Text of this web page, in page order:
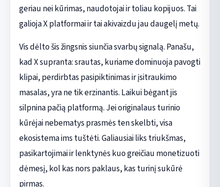
geriau nei kūrimas, naudotojai ir toliau kopijuos. Tai
galioja X platformai ir tai akivaizdu jau daugelį metų.
Vis dėlto šis žingsnis siunčia svarbų signalą. Panašu,
kad X supranta: srautas, kuriame dominuoja pavogti
klipai, perdirbtas pasipiktinimas ir įsitraukimo
masalas, yra ne tik erzinantis. Laikui bėgant jis
silpnina pačią platformą. Jei originalaus turinio
kūrėjai nebematys prasmės ten skelbti, visa
ekosistema ims tuštėti. Galiausiai liks triukšmas,
pasikartojimai ir lenktynės kuo greičiau monetizuoti
dėmesį, kol kas nors paklaus, kas turinį sukūrė
pirmas.